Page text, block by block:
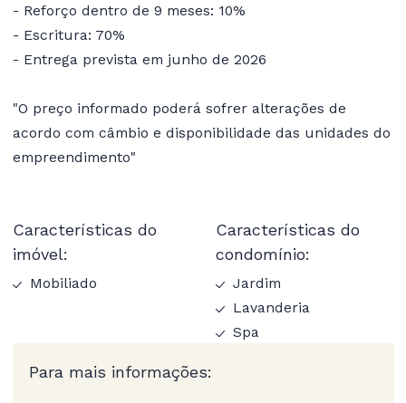
- Reforço dentro de 9 meses: 10%
- Escritura: 70%
- Entrega prevista em junho de 2026
"O preço informado poderá sofrer alterações de
acordo com câmbio e disponibilidade das unidades do
empreendimento"
Características do
imóvel:
Mobiliado
Características do
condomínio:
Jardim
Lavanderia
Spa
Para mais informações: